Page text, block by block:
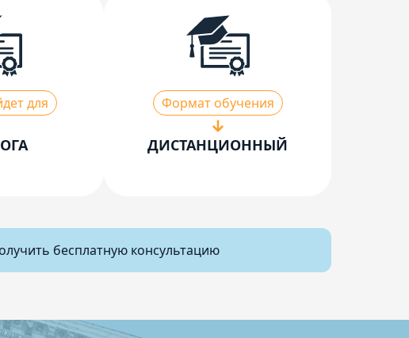
для Формат обучения
ДИСТАНЦИОННЫЙ
бесплатную консультацию